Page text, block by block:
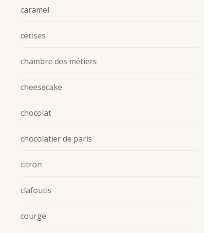
caramel
cerises
chambre des métiers
cheesecake
chocolat
chocolatier de paris
citron
clafoutis
courge